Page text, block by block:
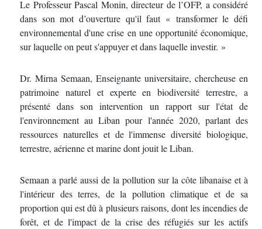
Le Professeur Pascal Monin, directeur de l’OFP, a considéré
dans son mot d’ouverture qu'il faut « transformer le défi
environnemental d'une crise en une opportunité économique,
sur laquelle on peut s'appuyer et dans laquelle investir. »
Dr. Mirna Semaan, Enseignante universitaire, chercheuse en
patrimoine naturel et experte en biodiversité terrestre, a
présenté dans son intervention un rapport sur l'état de
l'environnement au Liban pour l'année 2020, parlant des
ressources naturelles et de l'immense diversité biologique,
terrestre, aérienne et marine dont jouit le Liban.
Semaan a parlé aussi de la pollution sur la côte libanaise et à
l'intérieur des terres, de la pollution climatique et de sa
proportion qui est dû à plusieurs raisons, dont les incendies de
forêt, et de l'impact de la crise des réfugiés sur les actifs